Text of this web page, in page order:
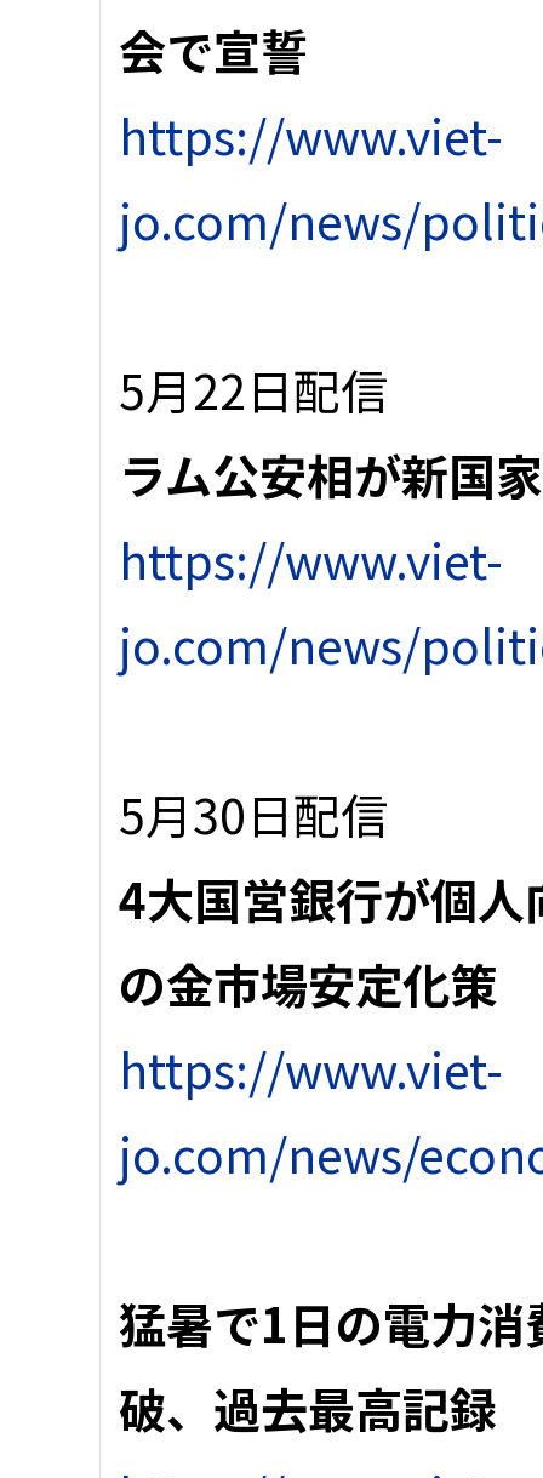
会で宣誓
https://www.viet-
jo.com/news/
5月22日配信
ラム公安相が新国
https://www.viet-
jo.com/news/
5月30日配信
4大国営銀行が個
の金市場安定化策
https://www.viet-
jo.com/news/
猛暑で1日の電力
破、過去最高記録